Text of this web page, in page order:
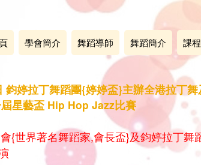
學會簡介 舞蹈導師 舞蹈簡介 課
鈞婷拉丁舞蹈團{婷婷盃}主辦全港拉丁
星藝盃 Hip Hop Jazz比賽
{世界著名舞蹈家,會長盃}及鈞婷拉丁